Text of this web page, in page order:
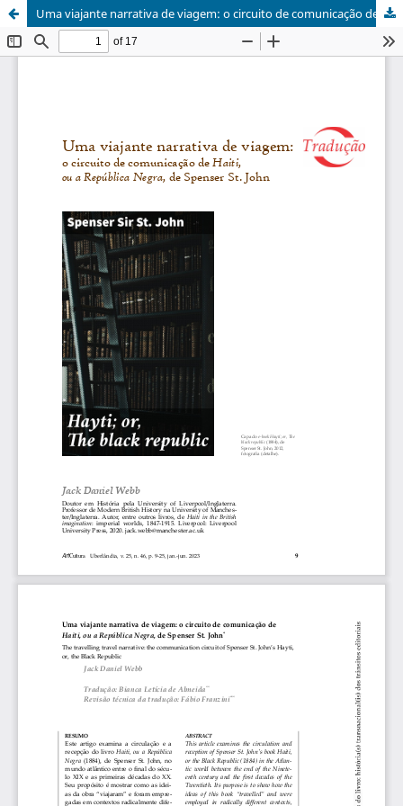
Uma viajante narrativa de viagem: o circuito de comunicação de Haiti, ou a República Negra, de Spenser St. John